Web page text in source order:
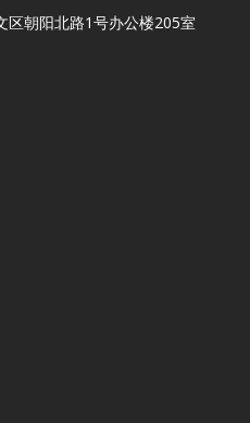
区朝阳北路1号办公楼205室